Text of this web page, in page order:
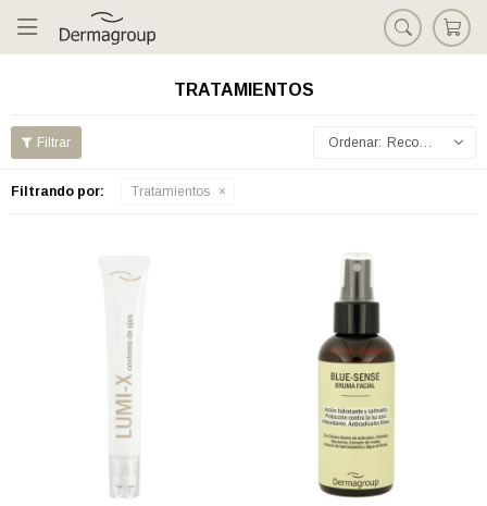

TRATAMIENTOS
Recomendados
Filtrando por: Tratamientos